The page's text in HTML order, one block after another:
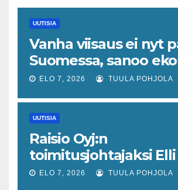
UUTISIA
Vanha viisaus ei nyt
Suomessa, sanoo
joka odottaa
piristymistä
ELO 7, 2026 TUULA POHJOLA
UUTISIA
Raisio Oyj:n
toimitusjohtajaksi Elli
ELO 7, 2026 TUULA POHJOLA